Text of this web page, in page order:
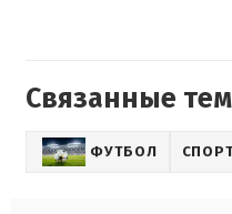
Связанные
ФУТБОЛ